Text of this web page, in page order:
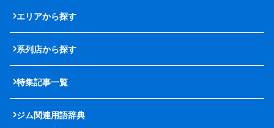
エリアから探す
系列店から探す
特集記事一覧
ジム関連用語辞典